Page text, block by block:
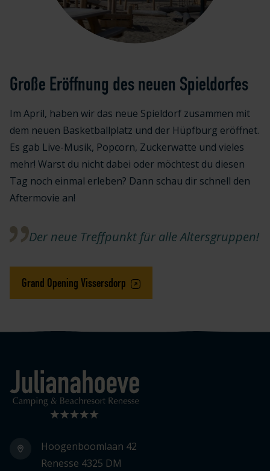
Große Eröffnung des neuen Spieldorfes
Im April, haben wir das neue Spieldorf zusammen mit
dem neuen Basketballplatz und der Hüpfburg eröffnet.
Es gab Live-Musik, Popcorn, Zuckerwatte und vieles
mehr! Warst du nicht dabei oder möchtest du diesen
Tag noch einmal erleben? Dann schau dir schnell den
Aftermovie an!
Der neue Treffpunkt für alle Altersgruppen!
Grand Opening Vissersdorp
Logo Julianahoeve
Hoogenboomlaan 42
Renesse 4325 DM